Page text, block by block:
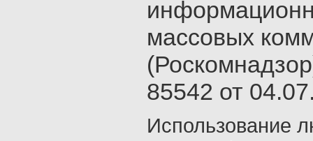
массовых
85542 от
Использование